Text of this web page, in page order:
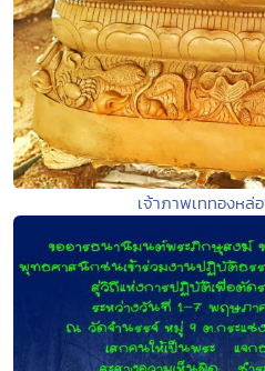
เจ้าภาพเททองหล่